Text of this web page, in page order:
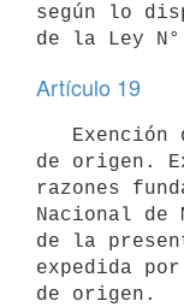
según lo
Artículo 19
de origen.
razones
Nacional de
de la
expedida
de origen.